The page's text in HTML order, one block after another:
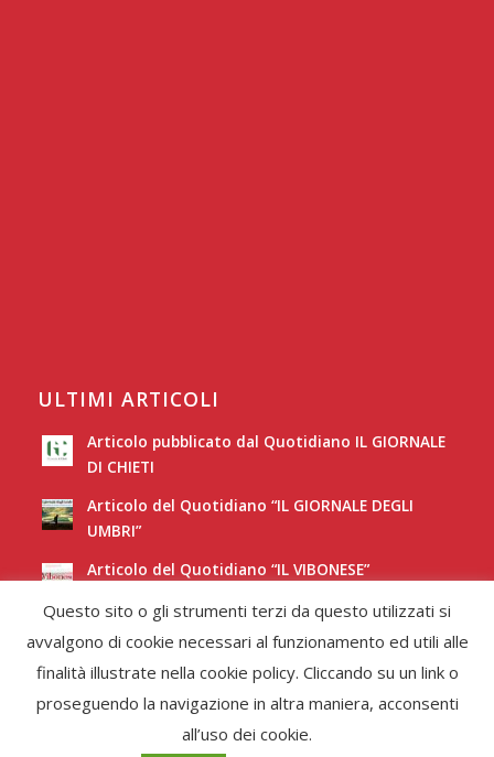
ULTIMI ARTICOLI
Articolo pubblicato dal Quotidiano IL GIORNALE
DI CHIETI
Articolo del Quotidiano “IL GIORNALE DEGLI
UMBRI”
Articolo del Quotidiano “IL VIBONESE”
Articolo del Quotidiano “LA NUOVA SARDEGNA”
Questo sito o gli strumenti terzi da questo utilizzati si
avvalgono di cookie necessari al funzionamento ed utili alle
finalità illustrate nella cookie policy. Cliccando su un link o
proseguendo la navigazione in altra maniera, acconsenti
all’uso dei cookie.